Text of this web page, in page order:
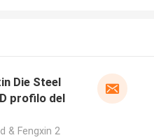
Die Steel
profilo del
& Fengxin 2